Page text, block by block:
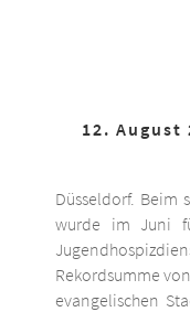
12. August
Düsseldorf. Beim
wurde im Juni
Rekordsumme
evangelischen